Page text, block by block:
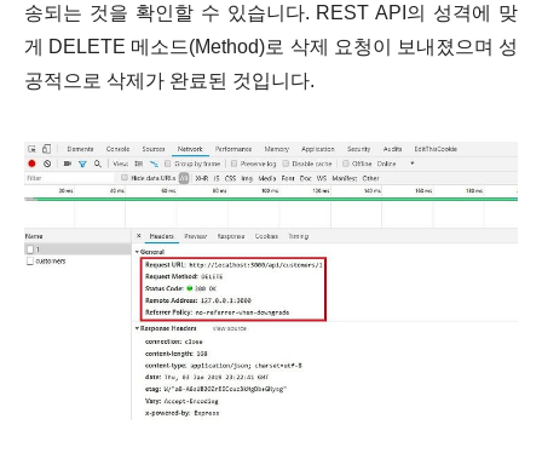
송되는 것을 확인할 수 있습니다. REST API의 성격에 맞
게 DELETE 메소드(Method)로 삭제 요청이 보내졌으며 성
공적으로 삭제가 완료된 것입니다.